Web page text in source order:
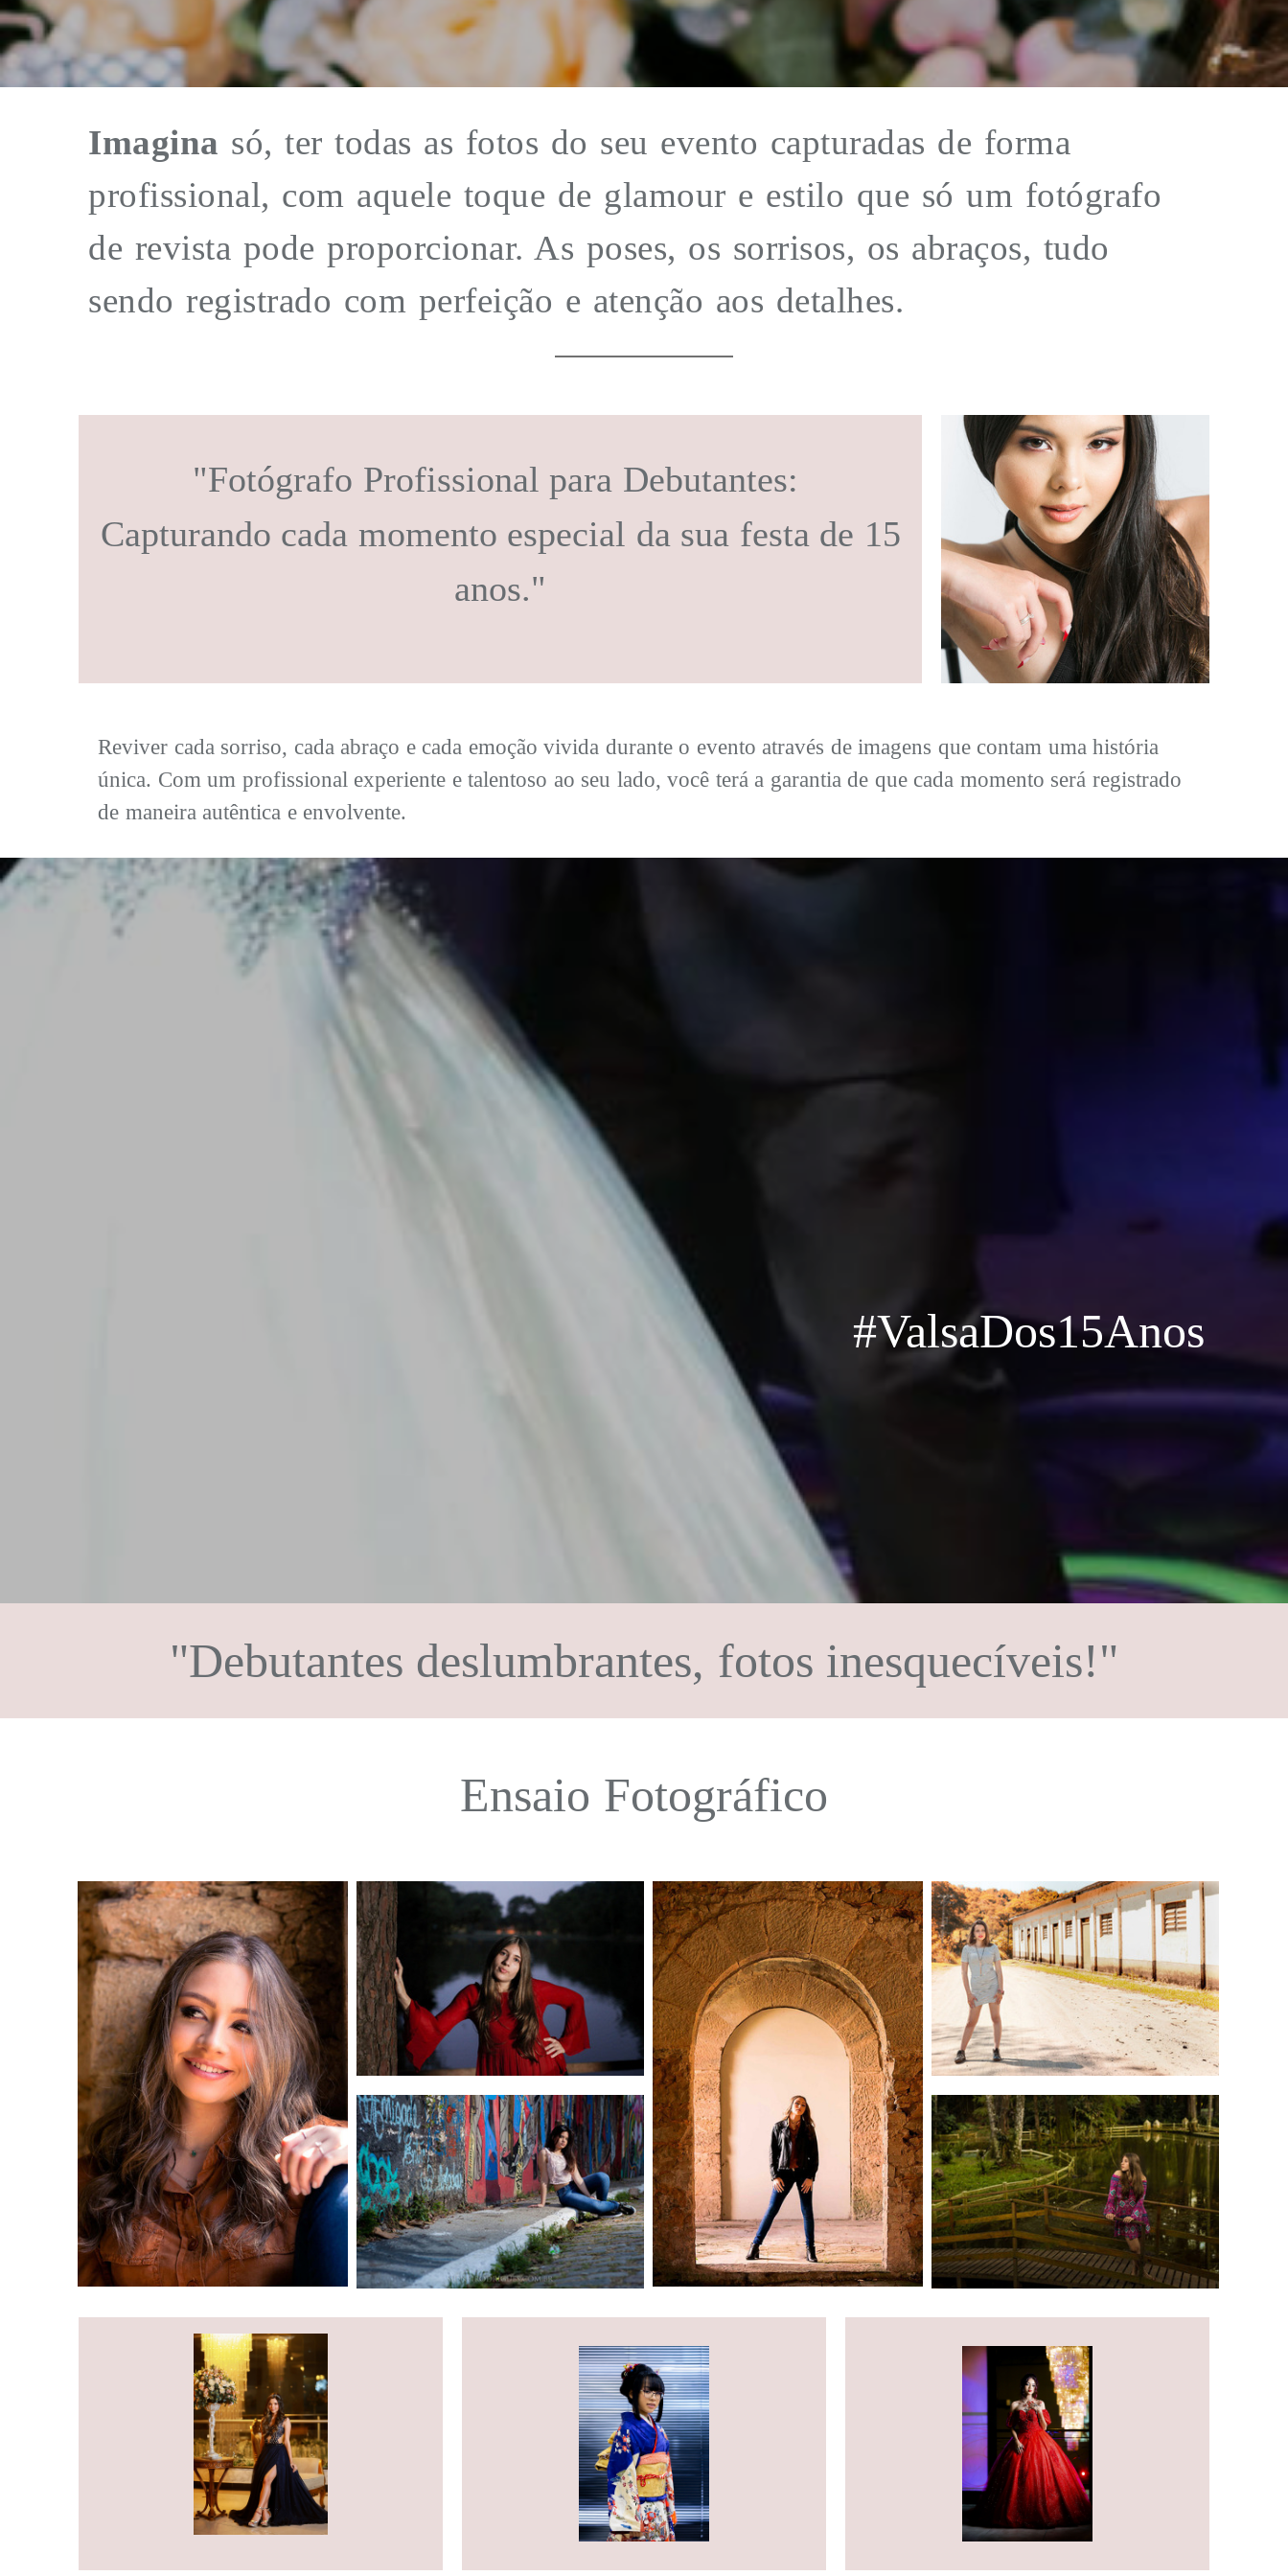
Imagina só, ter todas as fotos do seu evento capturadas de forma
profissional, com aquele toque de glamour e estilo que só um fotógrafo
de revista pode proporcionar. As poses, os sorrisos, os abraços, tudo
sendo registrado com perfeição e atenção aos detalhes.
"Fotógrafo Profissional para Debutantes:
Capturando cada momento especial da sua festa de 15
anos."
Reviver cada sorriso, cada abraço e cada emoção vivida durante o evento através de imagens que contam uma história
única. Com um profissional experiente e talentoso ao seu lado, você terá a garantia de que cada momento será registrado
de maneira autêntica e envolvente.
#ValsaDos15Anos
"Debutantes deslumbrantes, fotos inesquecíveis!"
Ensaio Fotográfico